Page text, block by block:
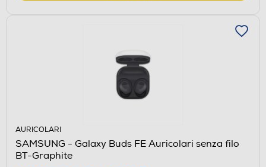
AURICOLARI
SAMSUNG - Galaxy Buds FE Auricolari senza filo
BT-Graphite